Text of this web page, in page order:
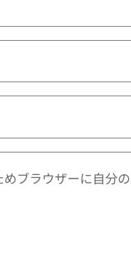
ブラウザーに自分